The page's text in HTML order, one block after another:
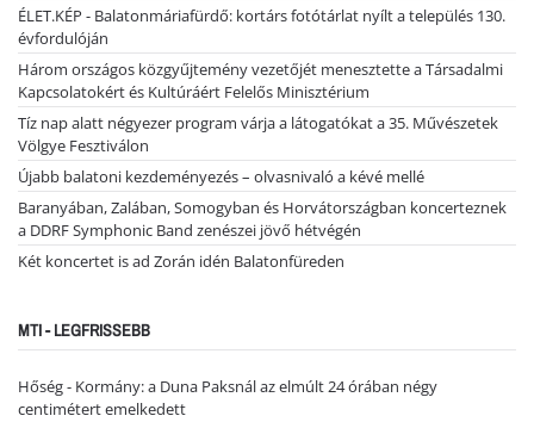
ÉLET.KÉP - Balatonmáriafürdő: kortárs fotótárlat nyílt a település 130.
évfordulóján
Három országos közgyűjtemény vezetőjét menesztette a Társadalmi
Kapcsolatokért és Kultúráért Felelős Minisztérium
Tíz nap alatt négyezer program várja a látogatókat a 35. Művészetek
Völgye Fesztiválon
Újabb balatoni kezdeményezés – olvasnivaló a kévé mellé
Baranyában, Zalában, Somogyban és Horvátországban koncerteznek
a DDRF Symphonic Band zenészei jövő hétvégén
Két koncertet is ad Zorán idén Balatonfüreden
MTI - LEGFRISSEBB
Hőség - Kormány: a Duna Paksnál az elmúlt 24 órában négy
centimétert emelkedett